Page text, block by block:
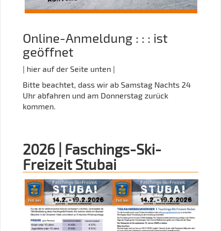
Online-Anmeldung : : : ist
geöffnet
| hier auf der Seite unten |
Bitte beachtet, dass wir ab Samstag Nachts 24
Uhr abfahren und am Donnerstag zurück
kommen.
2026 | Faschings-Ski-
Freizeit Stubai